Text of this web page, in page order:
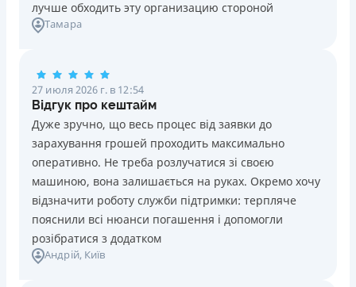
лучше обходить эту организацию стороной
Тамара
27 июля 2026 г. в 12:54
Відгук про кештайм
Дуже зручно, що весь процес від заявки до
зарахування грошей проходить максимально
оперативно. Не треба розлучатися зі своєю
машиною, вона залишається на руках. Окремо хочу
відзначити роботу служби підтримки: терпляче
пояснили всі нюанси погашення і допомогли
розібратися з додатком
Андрій, Київ